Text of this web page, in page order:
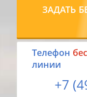
ЗАДАТЬ
Tелефон
линии
+7